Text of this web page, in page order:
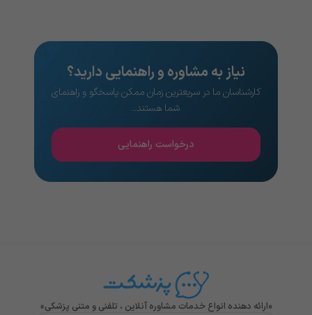
نیاز به مشاوره و راهنمایی دارید؟
کارشناسان ما در سریعترین زمان ممکن پاسخگو و راهنمای
شما هستند..
درخواست راهنمایی
«ارائه دهنده انواع خدمات مشاوره آنلاین ، تلفنی و متنی پزشکی»